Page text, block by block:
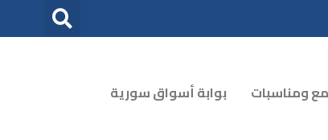
ومناسبات بوابة أسواق سورية